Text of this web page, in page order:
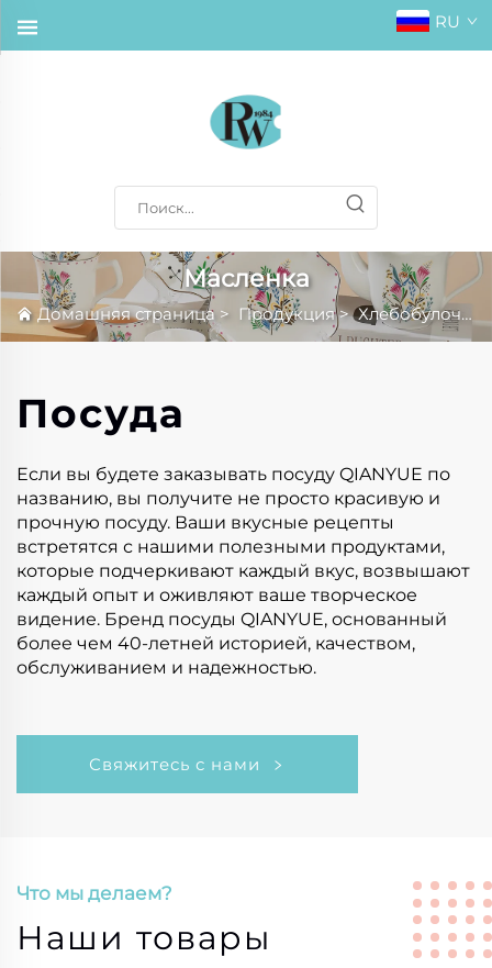
RU
Масленка
Домашняя страница > Продукция>Хлебобулочные изделия
Посуда
Если вы будете заказывать посуду QIANYUE по
названию, вы получите не просто красивую и
прочную посуду. Ваши вкусные рецепты
встретятся с нашими полезными продуктами,
которые подчеркивают каждый вкус, возвышают
каждый опыт и оживляют ваше творческое
видение. Бренд посуды QIANYUE, основанный
более чем 40-летней историей, качеством,
обслуживанием и надежностью.
Свяжитесь с нами
Что мы делаем?
Наши товары